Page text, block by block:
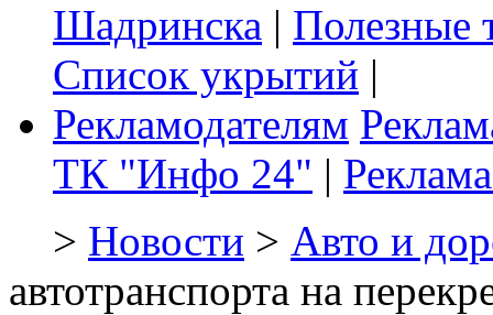
Шадринска | Полезные
Список укрытий |
Рекламодателям
ТК "Инфо 24" |
> Новости > Авто и
автотранспорта на